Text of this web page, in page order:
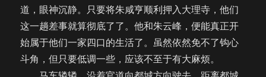
道，眼神沉静。只要将朱咸亨顺利押入大理寺，他们
这一趟差事就算彻底了了。他和朱云峰，便能真正开
始属于他们一家四口的生活了。虽然依然免不了钩心
斗角，但只要低调一些，应该不至于有大麻烦。